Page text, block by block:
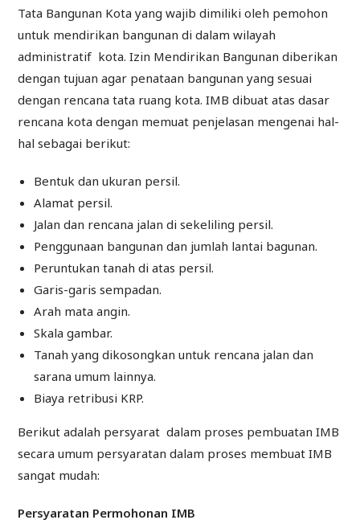
Tata Bangunan Kota yang wajib dimiliki oleh pemohon
untuk mendirikan bangunan di dalam wilayah
administratif kota. Izin Mendirikan Bangunan diberikan
dengan tujuan agar penataan bangunan yang sesuai
dengan rencana tata ruang kota. IMB dibuat atas dasar
rencana kota dengan memuat penjelasan mengenai hal-
hal sebagai berikut:
Bentuk dan ukuran persil.
Alamat persil.
Jalan dan rencana jalan di sekeliling persil.
Penggunaan bangunan dan jumlah lantai bagunan.
Peruntukan tanah di atas persil.
Garis-garis sempadan.
Arah mata angin.
Skala gambar.
Tanah yang dikosongkan untuk rencana jalan dan
sarana umum lainnya.
Biaya retribusi KRP.
Berikut adalah persyarat dalam proses pembuatan IMB
secara umum persyaratan dalam proses membuat IMB
sangat mudah:
Persyaratan Permohonan IMB